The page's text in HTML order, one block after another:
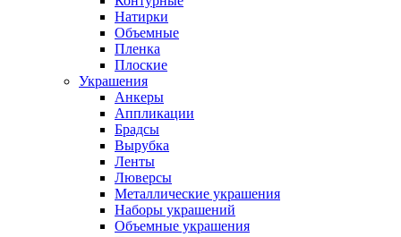
Натирки
Объемные
Пленка
Плоские
Украшения
Анкеры
Аппликации
Брадсы
Вырубка
Ленты
Люверсы
Металлические украшения
Наборы украшений
Объемные украшения